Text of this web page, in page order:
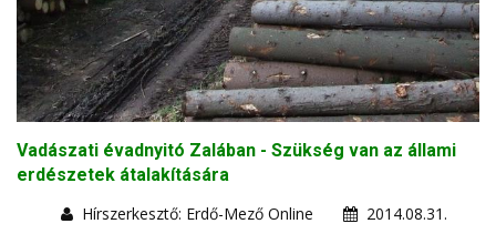
Vadászati évadnyitó Zalában - Szükség van az állami
erdészetek átalakítására
Hírszerkesztő: Erdő-Mező Online
2014.08.31.